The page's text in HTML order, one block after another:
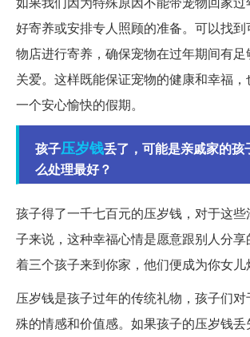
好寄养或安排专人照顾的准备。可以找
物店进行寄养，确保宠物在过年期间有
关爱。这样既能保证宠物的健康和幸福
一个安心愉快的假期。
孩子压岁钱丢了，可能是亲戚家的孩
么处理最好？
孩子得了一千七百元的压岁钱，对于这
子来说，这种幸福心情是愿意跟别人分
着三个孩子来到你家，他们便成为你女儿
压岁钱是孩子过年的传统礼物，孩子们
殊的情感和价值感。如果孩子的压岁钱